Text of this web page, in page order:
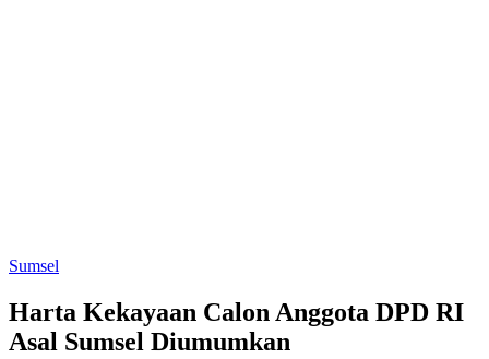
Sumsel
Harta Kekayaan Calon Anggota DPD RI
Asal Sumsel Diumumkan